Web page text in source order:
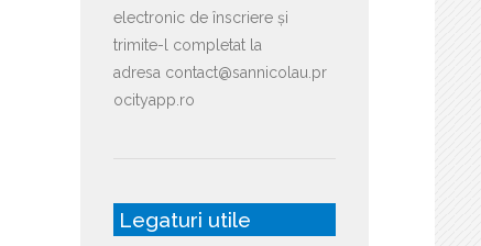
electronic de înscriere și
trimite-l completat la
adresa contact@sannicolau.pr
ocityapp.ro
Legaturi utile